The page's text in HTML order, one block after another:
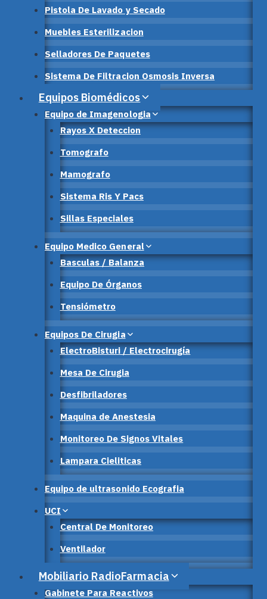
Pistola De Lavado y Secado
Muebles Esterilizacion
Selladores De Paquetes
Sistema De Filtracion Osmosis Inversa
Equipos Biomédicos
Equipo de Imagenologia
Rayos X Deteccion
Tomografo
Mamografo
Sistema Ris Y Pacs
Sillas Especiales
Equipo Medico General
Basculas / Balanza
Equipo De Órganos
Tensiómetro
Equipos De Cirugia
ElectroBisturi / Electrocirugía
Mesa De Cirugia
Desfibriladores
Maquina de Anestesia
Monitoreo De Signos Vitales
Lampara Cieliticas
Equipo de ultrasonido Ecografia
UCI
Central De Monitoreo
Ventilador
Mobiliario RadioFarmacia
Gabinete Para Reactivos